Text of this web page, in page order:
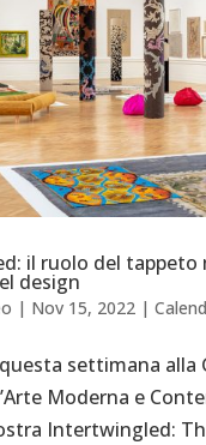
il ruolo del tappeto
design
| Nov 15, 2022|
settimana alla
Moderna e
Intertwingled: